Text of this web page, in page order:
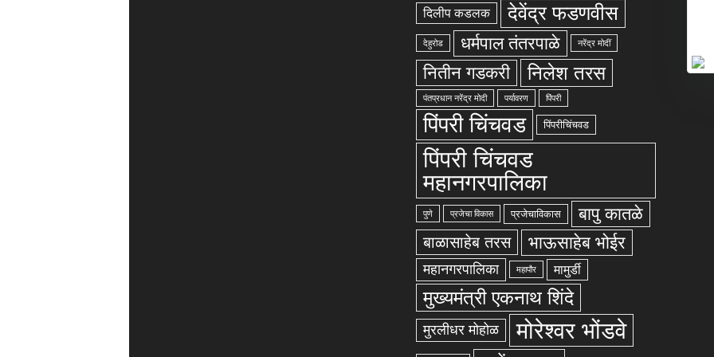
दिलीप कडलक देवेंद्र फडणवीस
देहुरोड धर्मपाल तंतरपाळे नरेंद्र मोदीं
नितीन गडकरी निलेश तरस
पंतप्रधान नरेंद्र मोदी पर्यावरण पिंपरी
पिंपरी चिंचवड पिंपरीचिंचवड
पिंपरी चिंचवड
महानगरपालिका
पुणे प्रजेचा विकास प्रजेचाविकास बापु कातळे
बाळासाहेब तरस भाऊसाहेब भोईर
महानगरपालिका महापौर मामुर्डी
मुख्यमंत्री एकनाथ शिंदे
मुरलीधर मोहोळ मोरेश्वर भोंडवे